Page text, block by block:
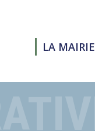
LA MAIRIE